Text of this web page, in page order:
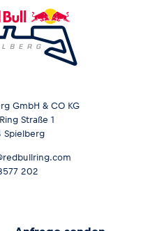
GmbH & CO KG
Straße 1
Spielberg
202